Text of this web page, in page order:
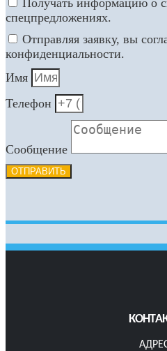
спецпредложениях.
Отправляя заявку, вы
конфиденциальности.
Имя
Телефон
Сообщение
ОТПРАВИТЬ